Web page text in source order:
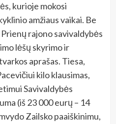
kurioje mokosi
amžiaus vaikai. Be
rajono savivaldybės
lėšų skyrimo ir
aprašas. Tiesa,
kilo klausimas,
Savivaldybės
(iš 23 000 eurų – 14
Zailsko paaiškinimu,